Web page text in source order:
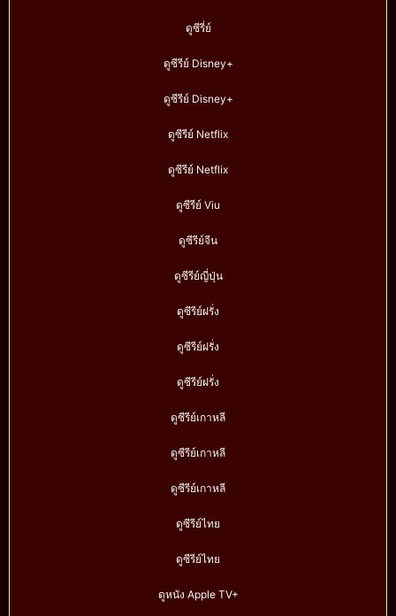
ดูซีรี่ย์
ดูซีรีย์ Disney+
ดูซีรีย์ Disney+
ดูซีรีย์ Netflix
ดูซีรีย์ Netflix
ดูซีรีย์ Viu
ดูซีรีย์จีน
ดูซีรีย์ญี่ปุ่น
ดูซีรีย์ฝรั่ง
ดูซีรีย์ฝรั่ง
ดูซีรีย์ฝรั่ง
ดูซีรีย์เกาหลี
ดูซีรีย์เกาหลี
ดูซีรีย์เกาหลี
ดูซีรีย์ไทย
ดูซีรีย์ไทย
ดูหนัง Apple TV+